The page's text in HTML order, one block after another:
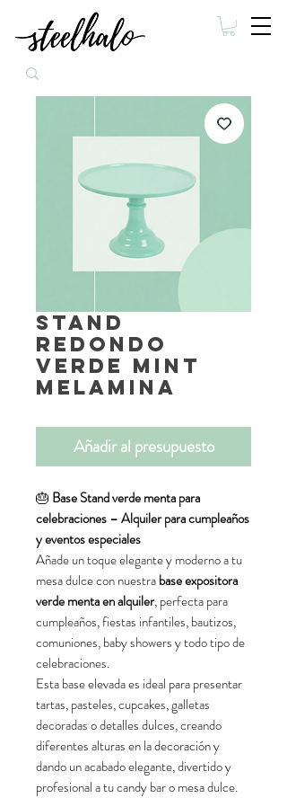
Stand
redondo
verde mint
melamina
Añadir al presupuesto
🎂 Base Stand verde menta para
celebraciones – Alquiler para cumpleaños
y eventos especiales
Añade un toque elegante y moderno a tu
mesa dulce con nuestrabase expositora
verde menta en alquiler, perfecta para
cumpleaños, fiestas infantiles, bautizos,
comuniones, baby showers y todo tipo de
celebraciones.
Esta base elevada es ideal para presentar
tartas, pasteles, cupcakes, galletas
decoradas o detalles dulces, creando
diferentes alturas en la decoración y
dando un acabado elegante, divertido y
profesional a tu candy bar o mesa dulce.